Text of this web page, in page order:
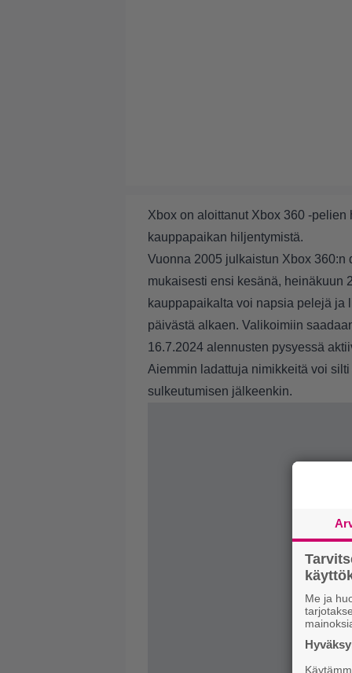
Xbox on aloittanut Xbox 360 -
kauppapaikan hiljentymistä.
Vuonna 2005 julkaistun Xbox
mukaisesti ensi kesänä, heinäkuun
kauppapaikalta voi napsia pelejä ja
päivästä alkaen. Valikoimiin
16.7.2024 alennusten pysyessä
Aiemmin ladattuja nimikkeitä voi
sulkeutumisen jälkeenkin.
Me ja